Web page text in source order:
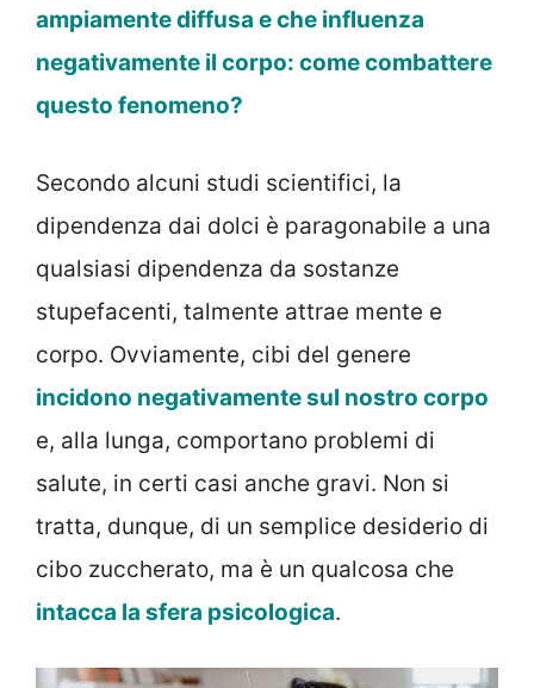
ampiamente diffusa e che influenza
negativamente il corpo: come combattere
questo fenomeno?
Secondo alcuni studi scientifici, la
dipendenza dai dolci è paragonabile a una
qualsiasi dipendenza da sostanze
stupefacenti, talmente attrae mente e
corpo. Ovviamente, cibi del genere
incidono negativamente sul nostro corpo
e, alla lunga, comportano problemi di
salute, in certi casi anche gravi. Non si
tratta, dunque, di un semplice desiderio di
cibo zuccherato, ma è un qualcosa che
intacca la sfera psicologica.